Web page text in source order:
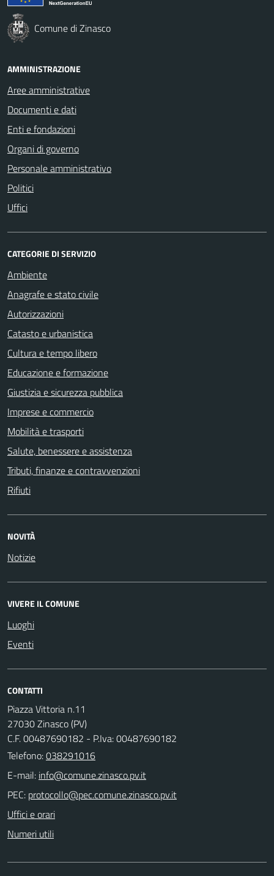
Comune di Zinasco
AMMINISTRAZIONE
Aree amministrative
Documenti e dati
Enti e fondazioni
Organi di governo
Personale amministrativo
Politici
Uffici
CATEGORIE DI SERVIZIO
Ambiente
Anagrafe e stato civile
Autorizzazioni
Catasto e urbanistica
Cultura e tempo libero
Educazione e formazione
Giustizia e sicurezza pubblica
Imprese e commercio
Mobilità e trasporti
Salute, benessere e assistenza
Tributi, finanze e contravvenzioni
Rifiuti
NOVITÀ
Notizie
VIVERE IL COMUNE
Luoghi
Eventi
CONTATTI
Piazza Vittoria n.11
27030 Zinasco (PV)
C.F. 00487690182 - P.Iva: 00487690182
Telefono:038291016
E-mail:
PEC:
Uffici e orari
Numeri utili